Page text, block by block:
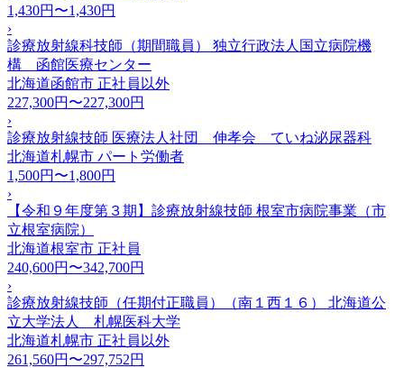
1,430円〜1,430円
›
診療放射線科技師（期間職員） 独立行政法人国立病院機
構 函館医療センター
北海道函館市 正社員以外
227,300円〜227,300円
›
診療放射線技師 医療法人社団 伸孝会 ていね泌尿器科
北海道札幌市 パート労働者
1,500円〜1,800円
›
【令和９年度第３期】診療放射線技師 根室市病院事業（市
立根室病院）
北海道根室市 正社員
240,600円〜342,700円
›
診療放射線技師（任期付正職員）（南１西１６） 北海道公
立大学法人 札幌医科大学
北海道札幌市 正社員以外
261,560円〜297,752円